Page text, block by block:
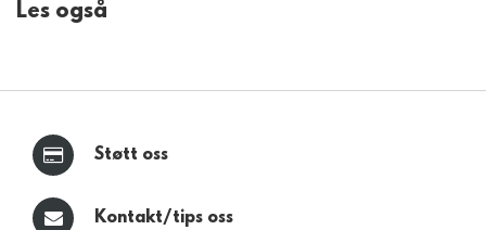
Les også
Støtt oss
Kontakt/tips oss